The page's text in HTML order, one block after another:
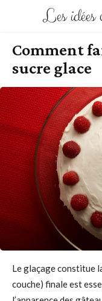
Les idées
Comment
sucre glace
Le glaçage constitue
couche) finale est